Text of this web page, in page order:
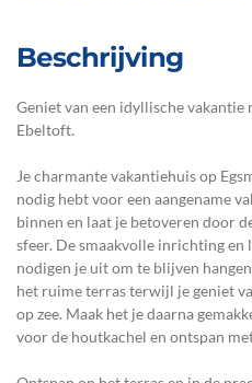
Beschrijving
Geniet van een idyllische vakantie
Ebeltoft.
Je charmante vakantiehuis op
nodig hebt voor een aangename
binnen en laat je betoveren door
sfeer. De smaakvolle inrichting
nodigen je uit om te blijven
het ruime terras terwijl je geniet
op zee. Maak het je daarna
voor de houtkachel en ontspan